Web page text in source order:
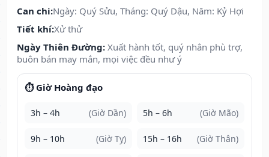
Can chi:Ngày: Quý Sửu, Tháng: Quý Dậu, Năm: Kỷ Hợi
Tiết khí:Xử thử
Ngày Thiên Đường: Xuất hành tốt, quý nhân phù trợ,
buôn bán may mắn, mọi việc đều như ý
⏱️ Giờ Hoàng đạo
3h – 4h (Giờ Dần) 5h – 6h (Giờ Mão)
9h – 10h (Giờ Tỵ) 15h – 16h (Giờ Thân)